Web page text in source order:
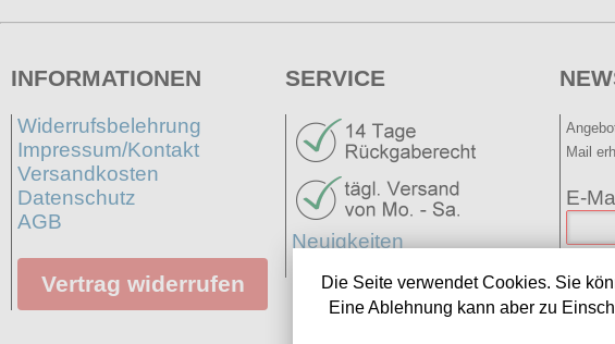
INFORMATIONEN
Widerrufsbelehrung
Impressum/Kontakt
Versandkosten
Datenschutz
AGB
Vertrag widerrufen
SERVICE
Neuigkeiten
Mail
E-
Die Seite verwendet Cookies. Sie
Eine Ablehnung kann aber zu